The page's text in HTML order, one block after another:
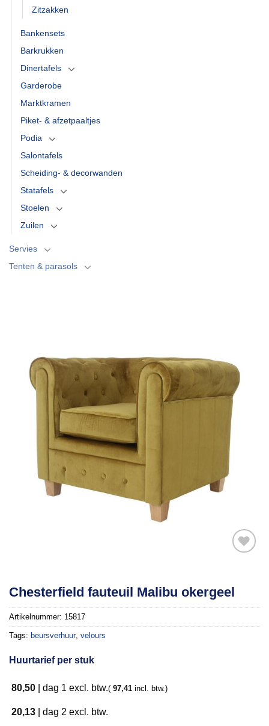
Zitzakken
Bankensets
Barkrukken
Dinertafels
Garderobe
Marktkramen
Piket- & afzetpaaltjes
Podia
Salontafels
Scheiding- & decorwanden
Statafels
Stoelen
Zuilen
Servies
Tenten & parasols
Toevoegen
aan
verlanglijst
Chesterfield fauteuil Malibu okergeel
Artikelnummer: 15817
Tags: beursverhuur, velours
Huurtarief per stuk
80,50 dag 1 excl. btw.( 97,41 incl. btw.)
20,13 dag 2 excl. btw.